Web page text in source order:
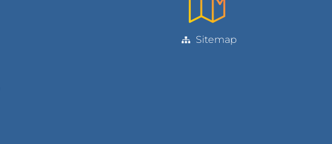
Sitemap